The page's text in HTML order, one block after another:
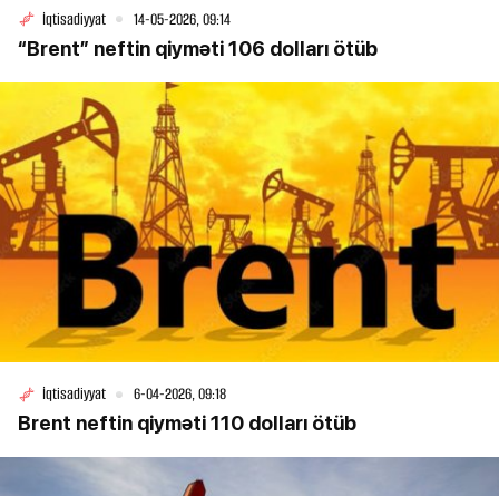
İqtisadiyyat 14-05-2026, 09:14
“Brent” neftin qiyməti 106 dolları ötüb
İqtisadiyyat 6-04-2026, 09:18
Brent neftin qiyməti 110 dolları ötüb